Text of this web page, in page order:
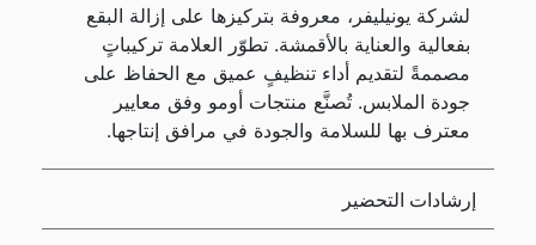
لشركة يونيليفر، معروفة بتركيزها على إزالة البقع
بفعالية والعناية بالأقمشة. تطوّر العلامة تركيباتٍ
مصممةً لتقديم أداء تنظيفٍ عميق مع الحفاظ على
جودة الملابس. تُصنَّع منتجات أومو وفق معايير
معترف بها للسلامة والجودة في مرافق إنتاجها.
إرشادات التحضير